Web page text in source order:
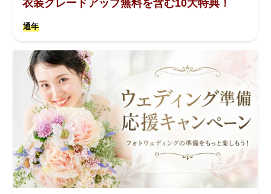
衣装グレードアップ無料を含む10大特典！
通年